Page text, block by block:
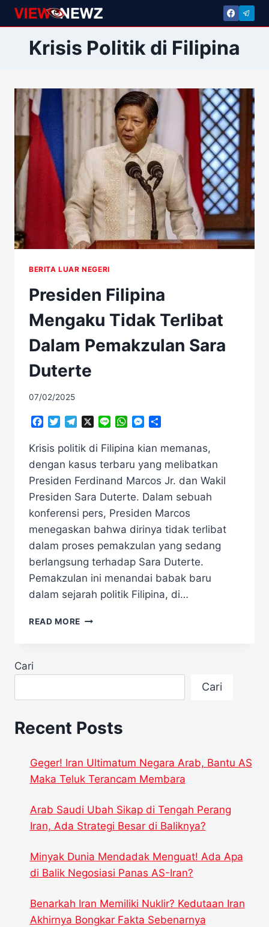
Skip
to
contentKrisis Politik di Filipina
BERITA LUAR NEGERI
Presiden Filipina
Mengaku Tidak Terlibat
Dalam Pemakzulan Sara
Duterte
07/02/2025
Facebook
TwitterTelegramLine WhatsAppMessenger
Krisis politik di Filipina kian memanas,
dengan kasus terbaru yang melibatkan
Presiden Ferdinand Marcos Jr. dan Wakil
Presiden Sara Duterte. Dalam sebuah
konferensi pers, Presiden Marcos
menegaskan bahwa dirinya tidak terlibat
dalam proses pemakzulan yang sedang
berlangsung terhadap Sara Duterte.​
Pemakzulan ini menandai babak baru
dalam sejarah politik Filipina, di…
READ MORE PRESIDEN
DUTERTE
Cari
Cari
Recent Posts
Geger! Iran Ultimatum Negara Arab, Bantu AS
Maka Teluk Terancam Membara
Arab Saudi Ubah Sikap di Tengah Perang
Iran, Ada Strategi Besar di Baliknya?
Minyak Dunia Mendadak Menguat! Ada Apa
di Balik Negosiasi Panas AS-Iran?
Benarkah Iran Memiliki Nuklir? Kedutaan Iran
Akhirnya Bongkar Fakta Sebenarnya